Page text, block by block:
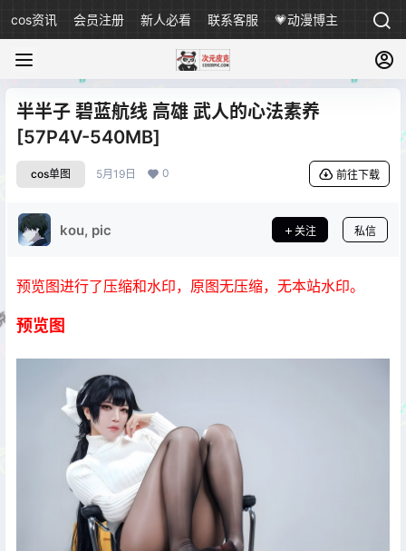
cos资讯 会员注册 新人必看 联系客服 💗动漫博主
半半子 碧蓝航线 高雄 武人的心法素养
[57P4V-540MB]
cos单图 5月19日 0 前往下载
kou, pic 关注 私信
预览图进行了压缩和水印，原图无压缩，无本站水印。
预览图